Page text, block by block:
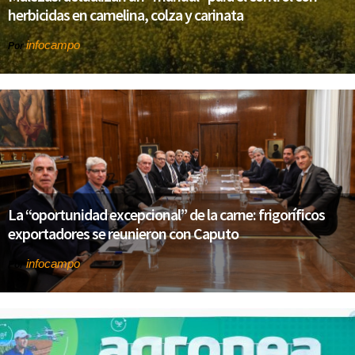
herbicidas en camelina, colza y carinata
Porinfocampo
La “oportunidad excepcional” de la carne: frigoríficos
exportadores se reunieron con Caputo
Porinfocampo